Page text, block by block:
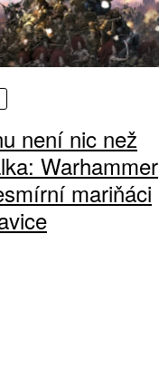
není nic než
Warhammer
mariňáci